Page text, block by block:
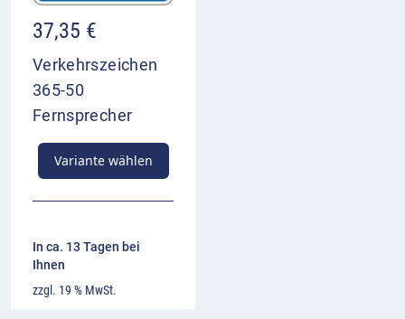
37,35 €
Verkehrszeichen
365-50
Fernsprecher
Variante wählen
In ca. 13 Tagen bei
Ihnen
zzgl. 19 % MwSt.